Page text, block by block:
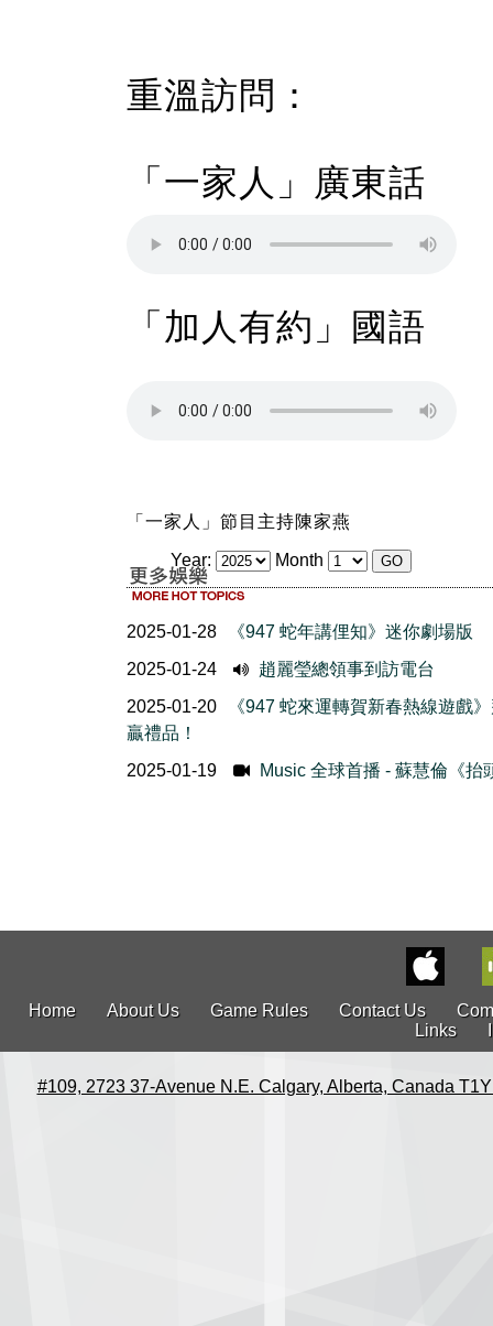
重溫訪問：
「一家人」廣東話
「加人有約」國語
「一家人」節目主持陳家燕
Year: Month
2025-01-28
《947 蛇年講俚知》迷你劇場版
2025-01-24
趙麗瑩總領事到訪電台
2025-01-20
《947 蛇來運轉賀新春熱線遊戲
贏禮品！
2025-01-19
Music 全球首播 - 蘇慧倫《抬
Home About Us Game Rules Contact Us
Links
#109, 2723 37-Avenue N.E. Calgary, Alberta, Canada